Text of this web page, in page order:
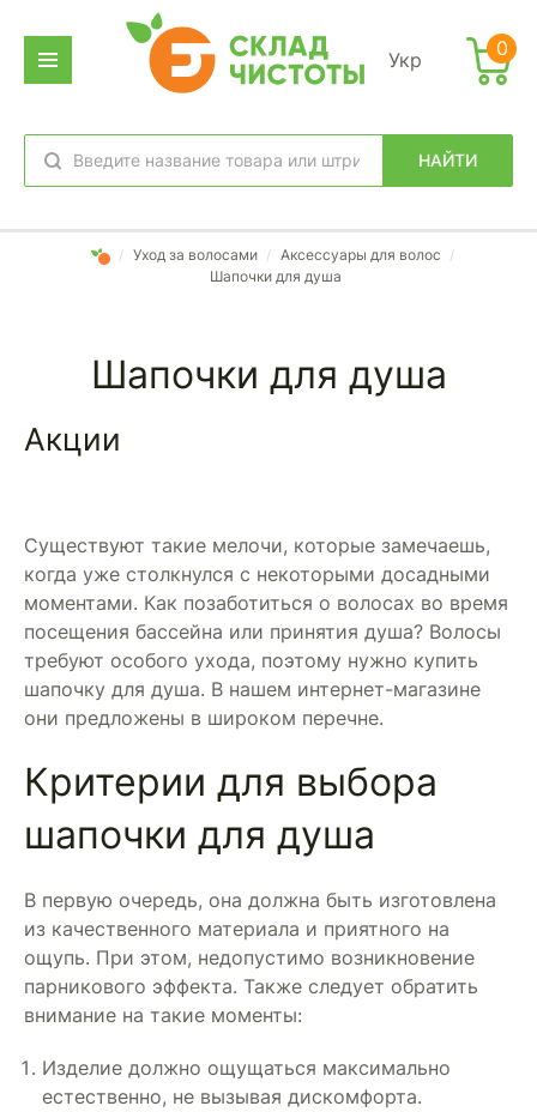
Укр
НАЙТИ
избранное вход
0
/ Уход за волосами / Аксессуары для волос /
Шапочки для душа
Шапочки для душа
Акции
Существуют такие мелочи, которые замечаешь,
когда уже столкнулся с некоторыми досадными
моментами. Как позаботиться о волосах во время
посещения бассейна или принятия душа? Волосы
требуют особого ухода, поэтому нужно купить
шапочку для душа. В нашем интернет-магазине
они предложены в широком перечне.
Критерии для выбора
шапочки для душа
В первую очередь, она должна быть изготовлена
из качественного материала и приятного на
ощупь. При этом, недопустимо возникновение
парникового эффекта. Также следует обратить
внимание на такие моменты:
Изделие должно ощущаться максимально
естественно, не вызывая дискомфорта.